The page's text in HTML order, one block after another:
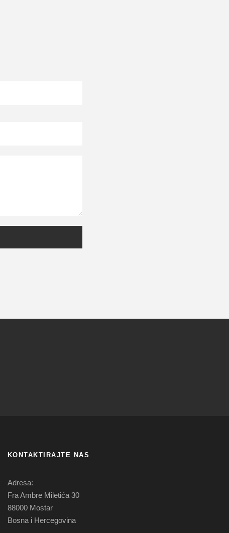
KONTAKTIRAJTE NAS
Adresa:
Fra Ambre Miletića 30
88000 Mostar
Bosna i Hercegovina